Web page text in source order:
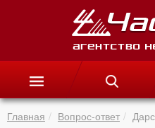
Главная Вопрос-ответ